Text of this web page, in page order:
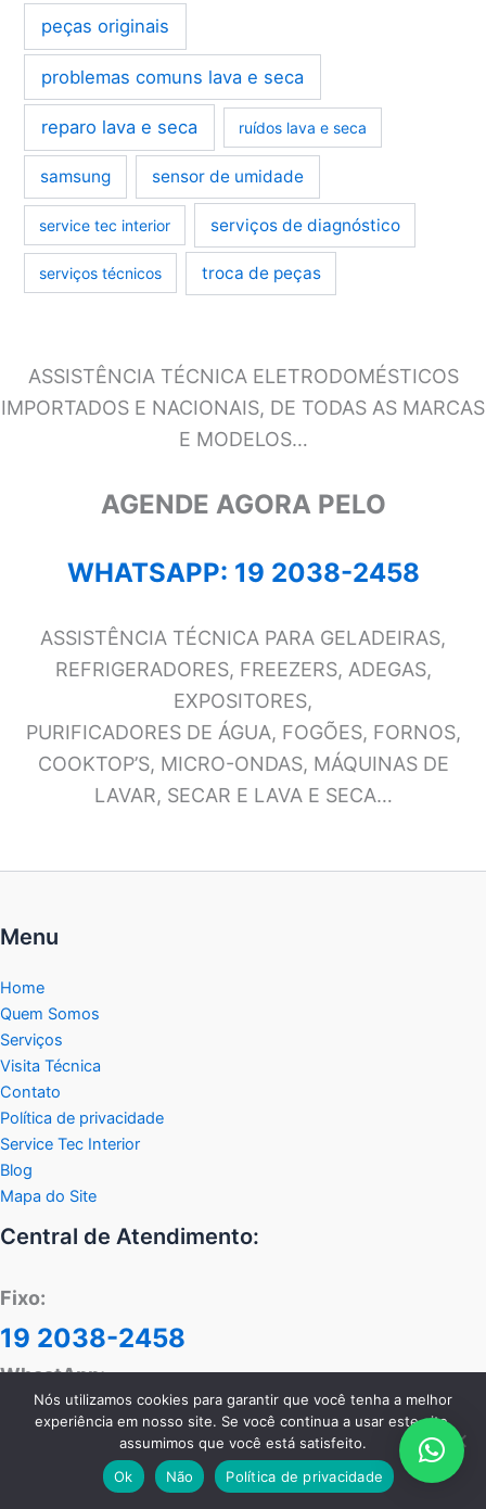
peças originais
problemas comuns lava e seca
reparo lava e seca ruídos lava e seca
samsung sensor de umidade
service tec interior serviços de diagnóstico
serviços técnicos troca de peças
ASSISTÊNCIA TÉCNICA ELETRODOMÉSTICOS
IMPORTADOS E NACIONAIS, DE TODAS AS MARCAS
E MODELOS…
AGENDE AGORA PELO
WHATSAPP: 19 2038-2458
ASSISTÊNCIA TÉCNICA PARA GELADEIRAS,
REFRIGERADORES, FREEZERS, ADEGAS,
EXPOSITORES,
PURIFICADORES DE ÁGUA, FOGÕES, FORNOS,
COOKTOP’S, MICRO-ONDAS, MÁQUINAS DE
LAVAR, SECAR E LAVA E SECA…
Menu
Home
Quem Somos
Serviços
Visita Técnica
Contato
Política de privacidade
Service Tec Interior
Blog
Mapa do Site
Central de Atendimento:
Fixo:
19 2038-2458
WhastApp:
11 99117-1220
Nós utilizamos cookies para garantir que você tenha a melhor
experiência em nosso site. Se você continua a usar este site,
assumimos que você está satisfeito.
Ok
Não Política de privacidade